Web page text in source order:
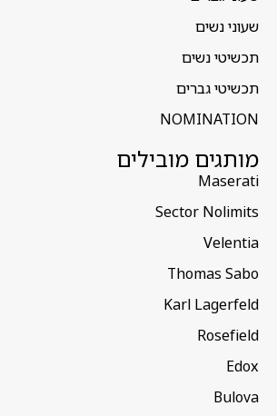
שעוני נשים
תכשיטי נשים
תכשיטי גברים
NOMINATION
מותגים מובילים
Maserati
Sector Nolimits
Velentia
Thomas Sabo
Karl Lagerfeld
Rosefield
Edox
Bulova